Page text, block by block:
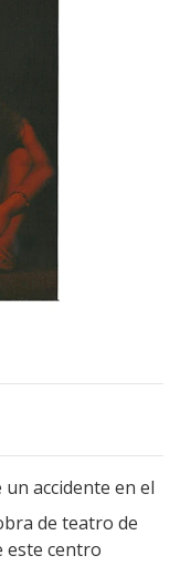
accidente en el
de teatro de
este centro